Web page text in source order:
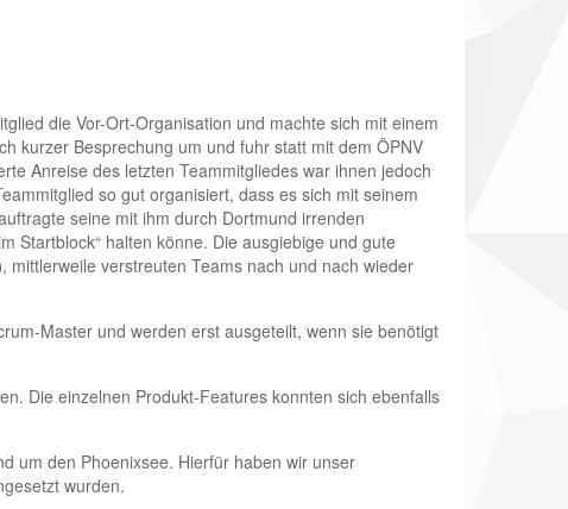
die Vor-Ort-Organisation und machte sich mit einem
kurzer Besprechung um und fuhr statt mit dem ÖPNV
Anreise des letzten Teammitgliedes war ihnen jedoch
so gut organisiert, dass es sich mit seinem
seine mit ihm durch Dortmund irrenden
Startblock“ halten könne. Die ausgiebige und gute
verstreuten Teams nach und nach wieder
Master und werden erst ausgeteilt, wenn sie benötigt
Die einzelnen Produkt-Featu­res konnten sich ebenfalls
um den Phoenixsee. Hierfür haben wir unser
wurden.